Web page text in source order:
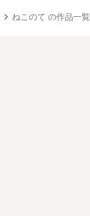
ねこのて の作品一覧